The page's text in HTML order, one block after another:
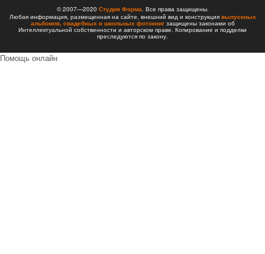
© 2007—2020 Студия Форма . Все права защищены.
Любая информация, размещенная на сайте, внешний вид и конструкция выпускных
альбомов, свадебных и школьных фотокнигзащищены законами об
Интеллектуальной собственности и авторском праве. Копирование и подделки
преследуются по закону.
Помощь онлайн